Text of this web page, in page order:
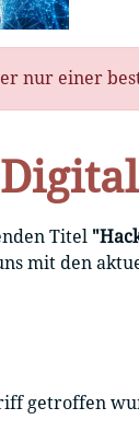
nur einer
Titel
mit den
getroffen